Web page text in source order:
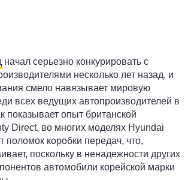
начал серьезно конкурировать с
несколько лет назад, и
смело навязывает мировую
всех ведущих автопроизводителей в
показывает опыт британской
Direct, во многих моделях Hyundai
поломок коробки передач, что,
поскольку в ненадежности других
автомобили корейской марки